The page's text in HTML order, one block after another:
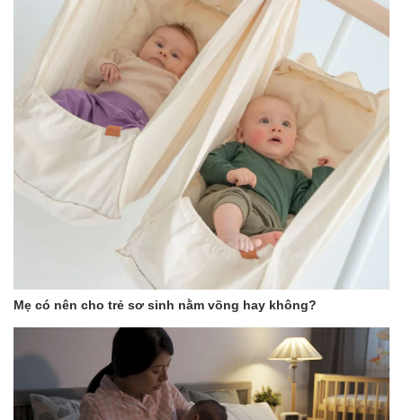
Mẹ có nên cho trẻ sơ sinh nằm võng hay không?